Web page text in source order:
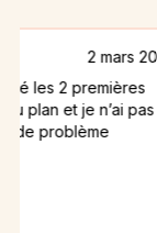
2 mars 2026
premières
je n’ai pas